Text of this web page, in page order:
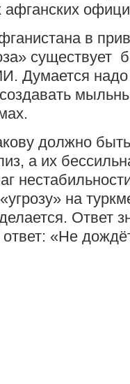
в
существует
Думается
должно
а их
на
Ответ
«Не